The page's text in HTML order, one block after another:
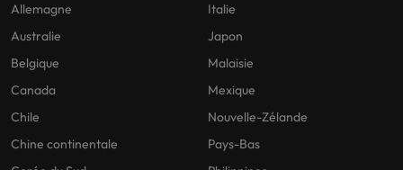
Allemagne
Australie
Belgique
Canada
Chile
Chine continentale
Italie
Japon
Malaisie
Mexique
Nouvelle-Zélande
Pays-Bas